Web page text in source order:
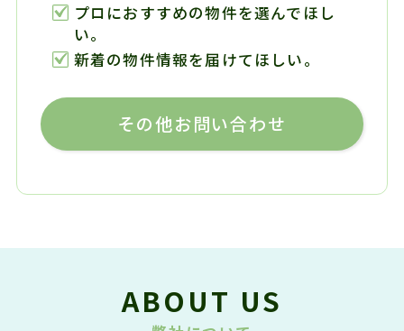
プロにおすすめの物件を選んでほし
い。
新着の物件情報を届けてほしい。
その他お問い合わせ
ABOUT US